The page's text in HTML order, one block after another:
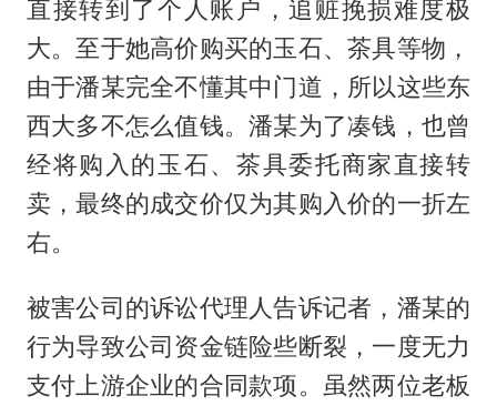
直接转到了个人账户，追赃挽损难度极
大。至于她高价购买的玉石、茶具等物，
由于潘某完全不懂其中门道，所以这些东
西大多不怎么值钱。潘某为了凑钱，也曾
经将购入的玉石、茶具委托商家直接转
卖，最终的成交价仅为其购入价的一折左
右。
被害公司的诉讼代理人告诉记者，潘某的
行为导致公司资金链险些断裂，一度无力
支付上游企业的合同款项。虽然两位老板